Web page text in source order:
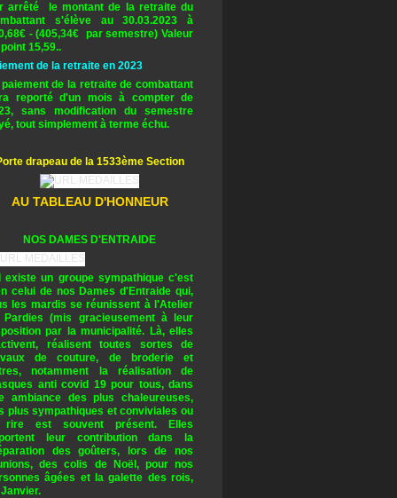
arrêté le montant de la retraite du
s'élève au 30.03.2023 à
€ - (405,34€ par semestre) Valeur
15,59..
de la retraite en 2023
paiement de la retraite de combattant
reporté d'un mois à compter de
sans modification du semestre
tout simplement à terme échu.
drapeau de la 1533ème Section
AU TABLEAU D'HONNEUR
NOS DAMES D'ENTRAIDE
existe un groupe sympathique c'est
celui de nos Dames d'Entraide qui,
les mardis se réunissent à l'Atelier
Pardies (mis gracieusement à leur
par la municipalité. Là, elles
réalisent toutes sortes de
de couture, de broderie et
notamment la réalisation de
anti covid 19 pour tous, dans
ambiance des plus chaleureuses,
plus sympathiques et conviviales ou
rire est souvent présent. Elles
leur contribution dans la
des goûters, lors de nos
des colis de Noël, pour nos
âgées et la galette des rois,